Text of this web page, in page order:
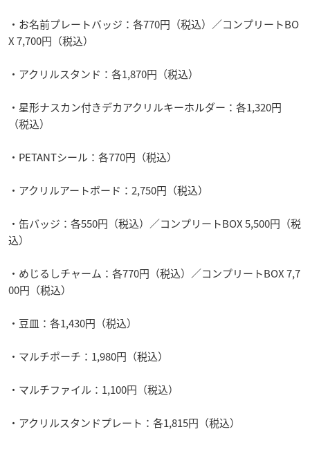
・お名前プレートバッジ：各770円（税込）／コンプリートBO
X 7,700円（税込）
・アクリルスタンド：各1,870円（税込）
・星形ナスカン付きデカアクリルキーホルダー：各1,320円
（税込）
・PETANTシール：各770円（税込）
・アクリルアートボード：2,750円（税込）
・缶バッジ：各550円（税込）／コンプリートBOX 5,500円（税
込）
・めじるしチャーム：各770円（税込）／コンプリートBOX 7,7
00円（税込）
・豆皿：各1,430円（税込）
・マルチポーチ：1,980円（税込）
・マルチファイル：1,100円（税込）
・アクリルスタンドプレート：各1,815円（税込）